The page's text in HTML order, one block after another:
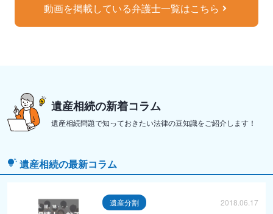
動画を掲載している弁護士一覧はこちら
遺産相続の新着コラム
遺産相続問題で知っておきたい法律の豆知識をご紹介します！
遺産相続の最新コラム
遺産分割 2018.06.17